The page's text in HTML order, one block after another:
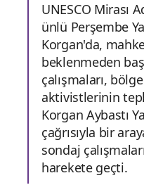
UNESCO Mirası
ünlü Perşembe
Korgan'da,
beklenmeden
çalışmaları,
aktivistlerinin
Korgan Aybastı
çağrısıyla bir
sondaj
harekete geçti.